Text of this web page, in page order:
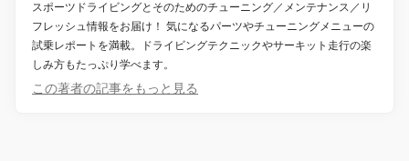
スポーツドライビングとそのためのチューニング／メンテナンス／リ
フレッシュ情報をお届け！ 気になるパーツやチューニングメニューの
試乗レポートを満載。ドライビングテクニックやサーキット走行の楽
しみ方もたっぷり学べます。
この著者の記事をもっと見る